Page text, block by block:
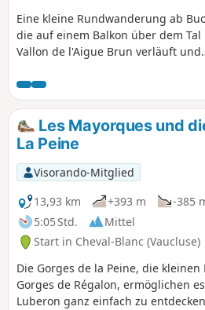
Eine kleine Rundwanderung ab
die auf einem Balkon über dem Tal
Vallon de l'Aigue Brun verläuft und
Les Mayorques und
La Peine
Visorando-Mitglied
13,93 km
+393 m
-385
5:05 Std.
Mittel
Start in Cheval-Blanc (Vaucluse)
Die Gorges de la Peine, die
Gorges de Régalon, ermöglichen
Luberon ganz einfach zu